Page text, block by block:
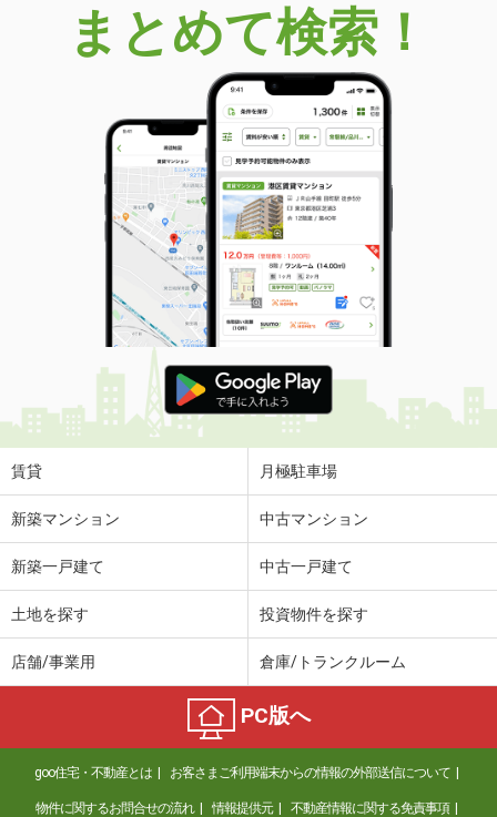
まとめて検索！
賃貸 月極駐車場
新築マンション 中古マンション
新築一戸建て 中古一戸建て
土地を探す 投資物件を探す
店舗/事業用 倉庫/トランクルーム
PC版へ
goo住宅・不動産とは お客さまご利用端末からの情報の外部送信について
物件に関するお問合せの流れ 情報提供元 不動産情報に関する免責事項